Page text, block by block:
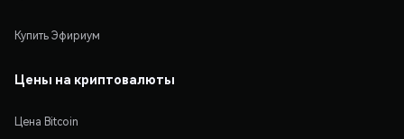
Купить Эфириум
Цены на криптовалюты
Цена Bitcoin